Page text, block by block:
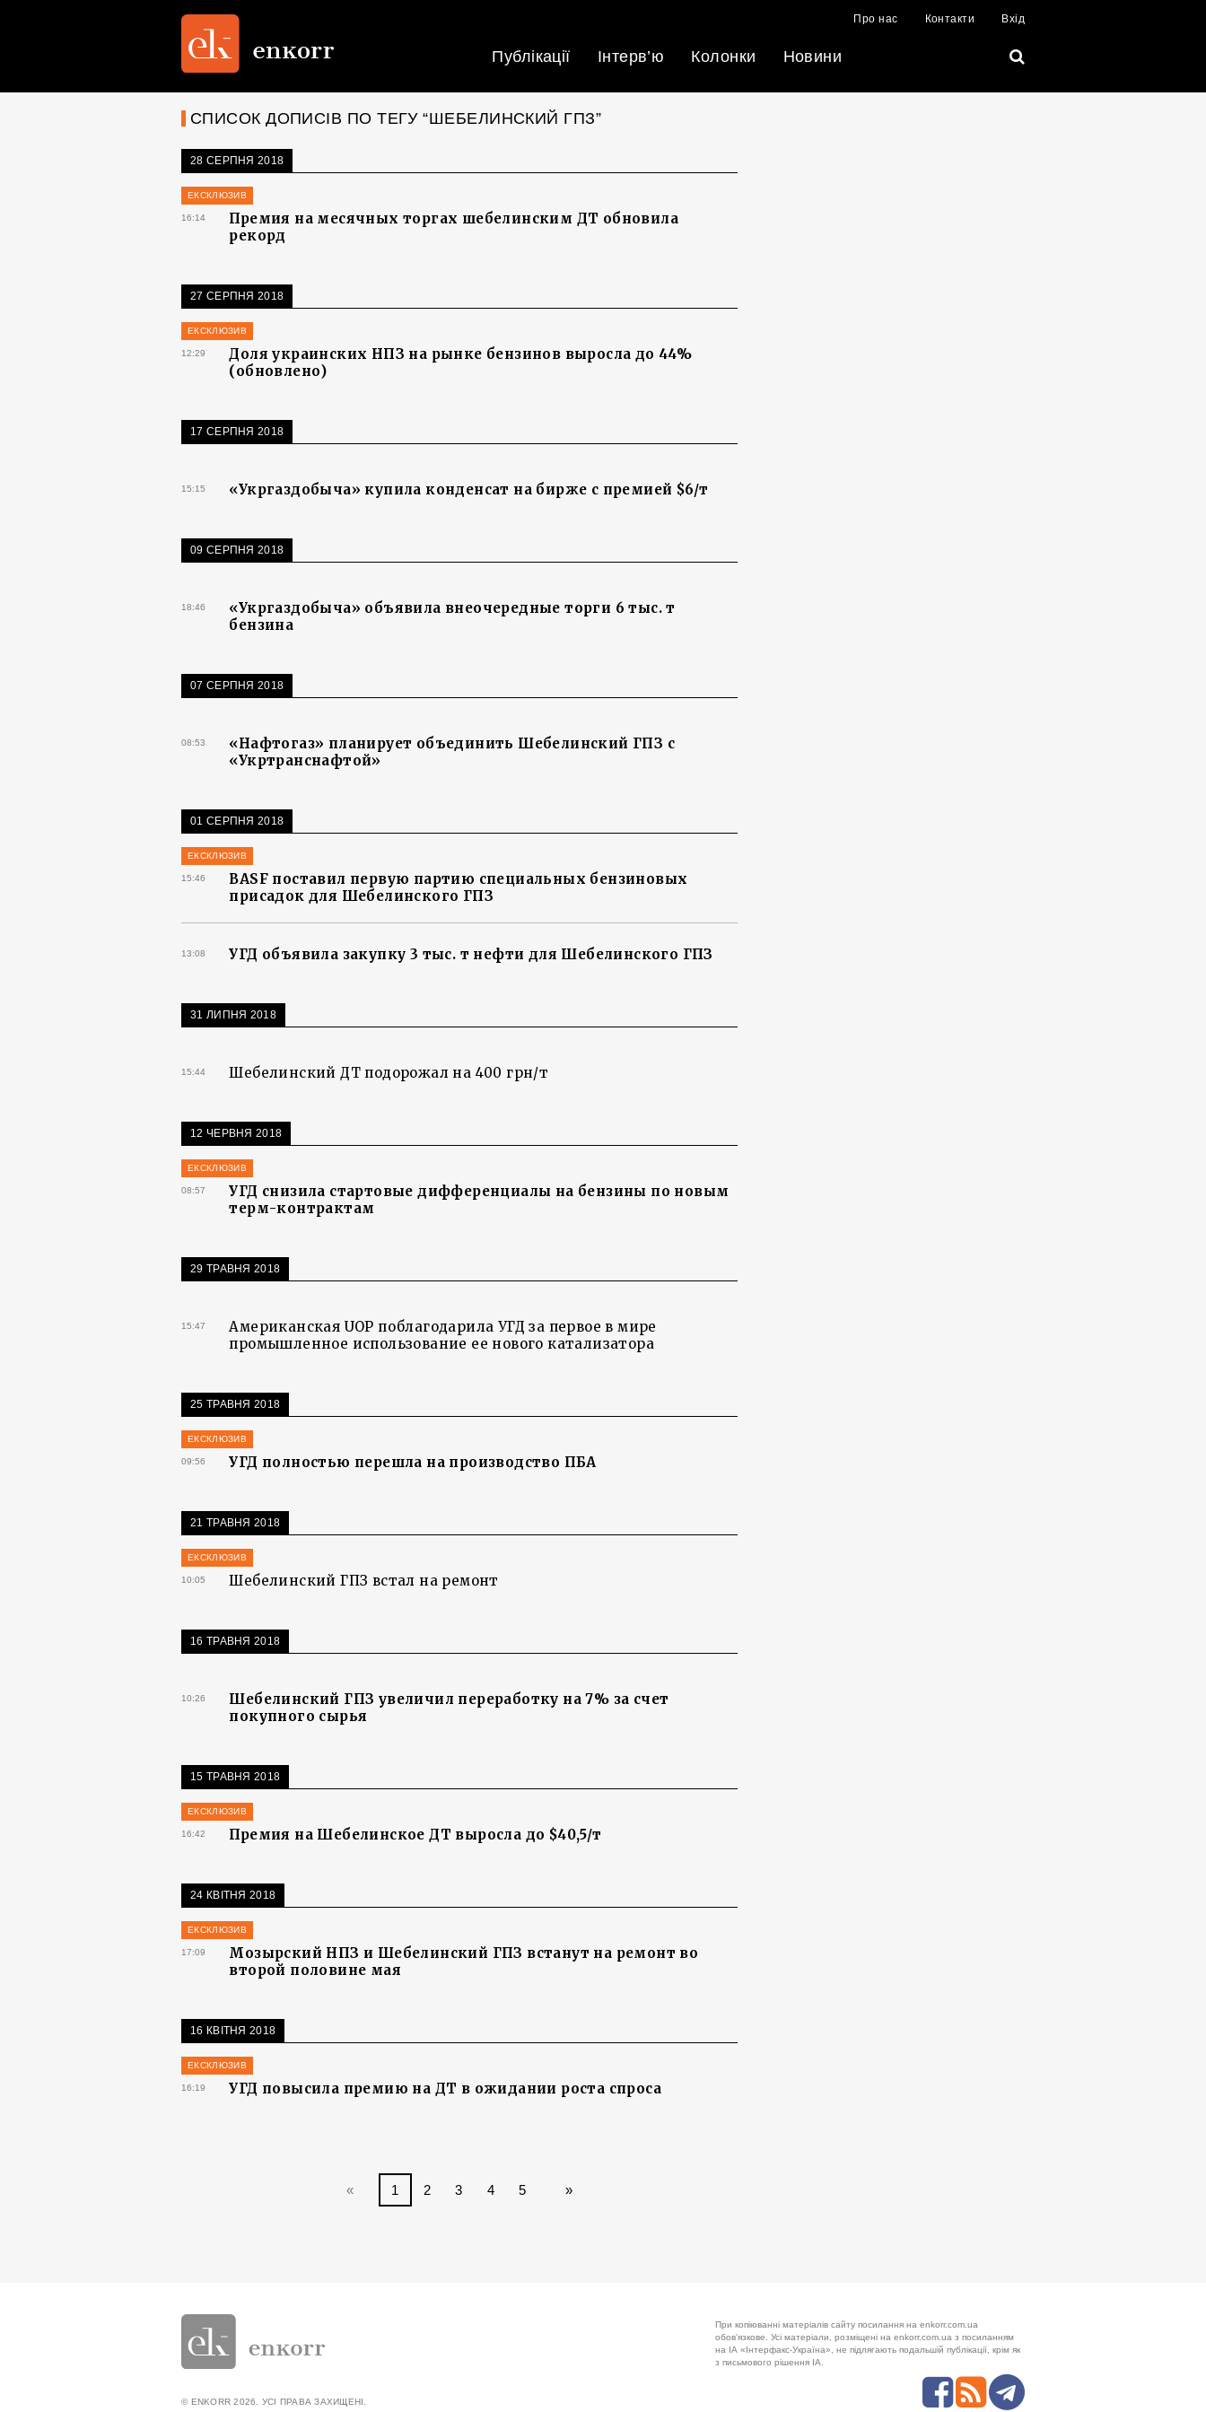
Про нас Контакти Вхід
Публікації Інтерв’ю Колонки Новини
СПИСОК ДОПИСІВ ПО ТЕГУ “ШЕБЕЛИНСКИЙ ГПЗ”
28 СЕРПНЯ 2018
ЕКСКЛЮЗИВ
16:14
Премия на месячных торгах шебелинским ДТ обновила
рекорд
27 СЕРПНЯ 2018
ЕКСКЛЮЗИВ
12:29
Доля украинских НПЗ на рынке бензинов выросла до 44%
(обновлено)
17 СЕРПНЯ 2018
15:15 «Укргаздобыча» купила конденсат на бирже с премией $6/т
09 СЕРПНЯ 2018
18:46
«Укргаздобыча» объявила внеочередные торги 6 тыс. т
бензина
07 СЕРПНЯ 2018
08:53
«Нафтогаз» планирует объединить Шебелинский ГПЗ с
«Укртранснафтой»
01 СЕРПНЯ 2018
ЕКСКЛЮЗИВ
15:46
BASF поставил первую партию специальных бензиновых
присадок для Шебелинского ГПЗ
13:08 УГД объявила закупку 3 тыс. т нефти для Шебелинского ГПЗ
31 ЛИПНЯ 2018
15:44 Шебелинский ДТ подорожал на 400 грн/т
12 ЧЕРВНЯ 2018
ЕКСКЛЮЗИВ
08:57
УГД снизила стартовые дифференциалы на бензины по новым
терм-контрактам
29 ТРАВНЯ 2018
15:47
Американская UOP поблагодарила УГД за первое в мире
промышленное использование ее нового катализатора
25 ТРАВНЯ 2018
ЕКСКЛЮЗИВ
09:56 УГД полностью перешла на производство ПБА
21 ТРАВНЯ 2018
ЕКСКЛЮЗИВ
10:05 Шебелинский ГПЗ встал на ремонт
16 ТРАВНЯ 2018
10:26
Шебелинский ГПЗ увеличил переработку на 7% за счет
покупного сырья
15 ТРАВНЯ 2018
ЕКСКЛЮЗИВ
16:42 Премия на Шебелинское ДТ выросла до $40,5/т
24 КВІТНЯ 2018
ЕКСКЛЮЗИВ
17:09
Мозырский НПЗ и Шебелинский ГПЗ встанут на ремонт во
второй половине мая
16 КВІТНЯ 2018
ЕКСКЛЮЗИВ
16:19 УГД повысила премию на ДТ в ожидании роста спроса
« 1 2 3 4 5 »
При копіюванні матеріалів сайту посилання на enkorr.com.ua
обов'язкове. Усі матеріали, розміщені на enkorr.com.ua з посиланням
на ІА «Інтерфакс-Україна», не підлягають подальшій публікації, крім як
з письмового рішення ІА.
© ENKORR 2026. УСІ ПРАВА ЗАХИЩЕНІ.